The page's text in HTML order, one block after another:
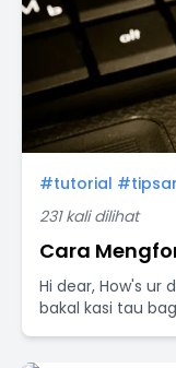
#tutorial
231 kali dilihat
Cara
Hi dear, How's ur
bakal kasi tau